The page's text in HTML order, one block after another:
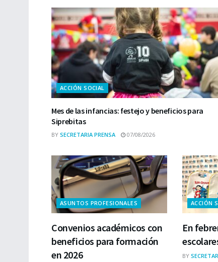
ACCIÓN SOCIAL
Mes de las infancias: festejo y beneficios para
Siprebitas
BY SECRETARIA PRENSA 07/08/2026
ASUNTOS PROFESIONALES
Convenios académicos con
beneficios para formación
en 2026
ACCIÓN
En
BY